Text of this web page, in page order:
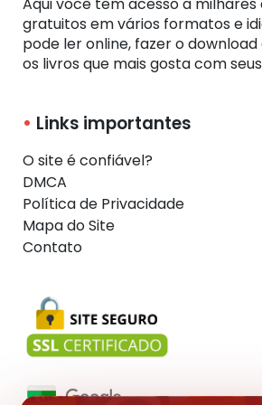
Aqui você tem acesso a milhares
gratuitos em vários formatos e
pode ler online, fazer o
os livros que mais gosta com
Links importantes
O site é confiável?
DMCA
Política de Privacidade
Mapa do Site
Contato